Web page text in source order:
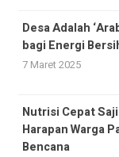
Desa Adalah
bagi Energi
7 Maret 2025
Nutrisi Cepat
Harapan Warga
Bencana